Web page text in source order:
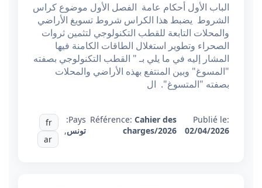
الباب الأول أحكام عامة الفصل الأول موضوع كراس
الشروط يضبط هذا الكراس شروط تسويغ الأراضي
والمحلات التابعة للقطب التكنولوجي لتثمين ثروات
الصحراء وتطوير استغلال الطاقات الكامنة فيها
المشار إليه في ما يلي بـ " القطب التكنولوجي بصفته
"المسوغ" وبين المنتفع بهذه الأراضي والمحلات
بصفته "المتسوغ". ال
Publié le:
02/04/2026
Référence: Cahier des
charges/2026
Pays:
تونس,
fr
ar